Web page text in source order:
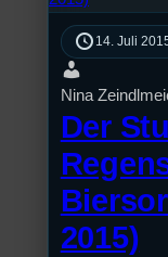
14. Juli
Nina
Der
2015)